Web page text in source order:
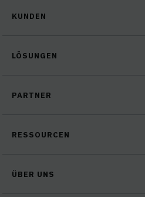
KUNDEN
LÖSUNGEN
PARTNER
RESSOURCEN
ÜBER UNS